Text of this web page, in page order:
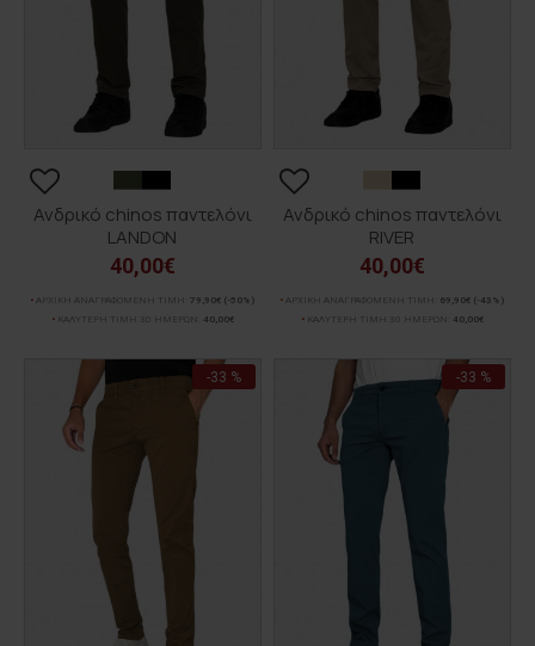
Ανδρικό chinos παντελόνι
LANDON
40,00€
ΑΡΧΙΚΗ ΑΝΑΓΡΑΦΟΜΕΝΗ ΤΙΜΗ: 79,90€ (-50%)
ΚΑΛΥΤΕΡΗ ΤΙΜΗ 30 ΗΜΕΡΩΝ:
40,00€
Ανδρικό chinos παντελόνι
RIVER
40,00€
ΑΡΧΙΚΗ ΑΝΑΓΡΑΦΟΜΕΝΗ ΤΙΜΗ: 69,90€ (-43%)
ΚΑΛΥΤΕΡΗ ΤΙΜΗ 30 ΗΜΕΡΩΝ:
40,00€
-33 % -33 %